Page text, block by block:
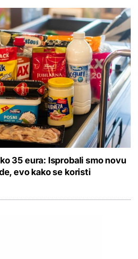
35 eura: Isprobali smo novu
evo kako se koristi